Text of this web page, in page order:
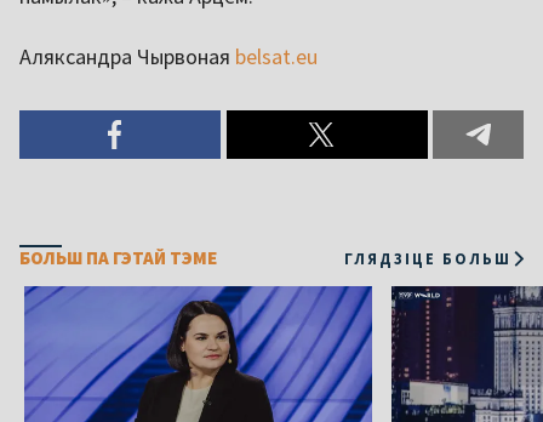
Аляксандра Чырвоная belsat.eu
БОЛЬШ ПА ГЭТАЙ ТЭМЕ ГЛЯДЗІЦЕ БОЛЬШ